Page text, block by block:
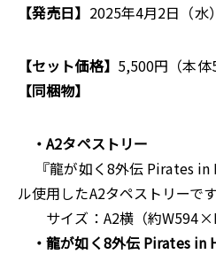
【発売日】 2025年4月2日（水
【セット価格】 5,500円（本体
【同梱物】
・A2タペストリー
『龍が如く8外伝 Pirates in
ル使用したA2タペストリーです
サイズ：A2横（約
・龍が如く8外伝 Pirates